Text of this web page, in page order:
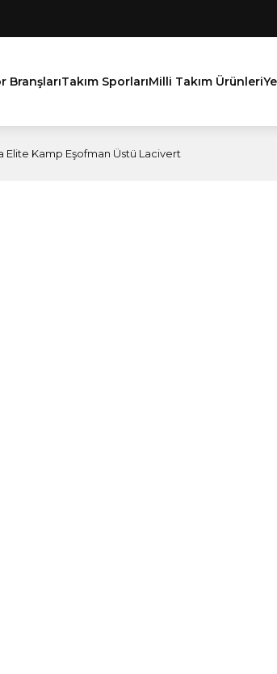
BranşlarıTakım SporlarıMilli Takım Ürünleri
Elite Kamp Eşofman Üstü Lacivert